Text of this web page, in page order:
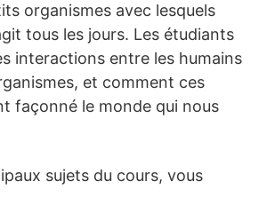
organismes avec lesquels
tous les jours. Les étudiants
interactions entre les humains
et comment ces
façonné le monde qui nous
sujets du cours, vous